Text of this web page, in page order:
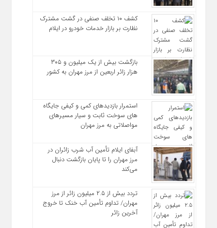
کشف ۱۰ تخلف صنفی در گشت مشترک
نظارت بر بازار خدمات خودرو در ایلام
بازگشت بیش از یک میلیون و ۳۰۵
هزار زائر اربعین از مرز مهران به کشور
استمرار بازدیدهای کمی و کیفی جایگاه‌
های سوخت ثابت و سیار مسیرهای
مواصلاتی به مرز مهران
آبفای ایلام تأمین آب شرب زائران در
مرز مهران را تا پایان بازگشت دنبال
می‌کند
تردد بیش از ۲.۵ میلیون زائر از مرز
مهران/ تداوم تأمین آب خنک تا خروج
آخرین زائر